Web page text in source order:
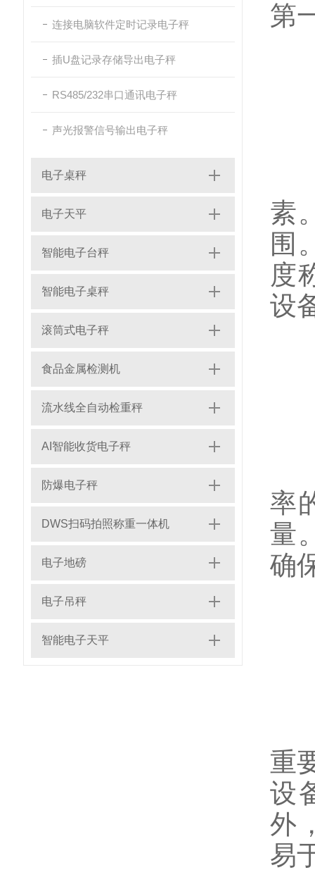
连接电脑软件定时记录电子秤
插U盘记录存储导出电子秤
RS485/232串口通讯电子秤
声光报警信号输出电子秤
电子桌秤
电子天平
智能电子台秤
智能电子桌秤
滚筒式电子秤
食品金属检测机
流水线全自动检重秤
AI智能收货电子秤
防爆电子秤
DWS扫码拍照称重一体机
电子地磅
电子吊秤
智能电子天平
第
素
围
度
设
率
量
确
重
设
外
易